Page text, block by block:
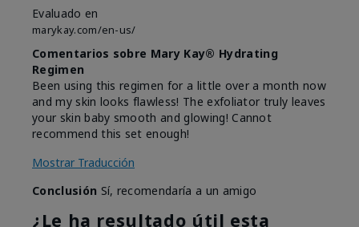
Evaluado en
marykay.com/en-us/
Comentarios sobre Mary Kay® Hydrating
Regimen
Been using this regimen for a little over a month now
and my skin looks flawless! The exfoliator truly leaves
your skin baby smooth and glowing! Cannot
recommend this set enough!
Mostrar Traducción
Conclusión Sí, recomendaría a un amigo
¿Le ha resultado útil esta